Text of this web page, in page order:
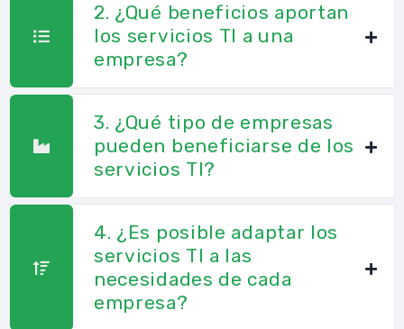
2. ¿Qué beneficios aportan
los servicios TI a una
empresa?
3. ¿Qué tipo de empresas
pueden beneficiarse de los
servicios TI?
4. ¿Es posible adaptar los
servicios TI a las
necesidades de cada
empresa?